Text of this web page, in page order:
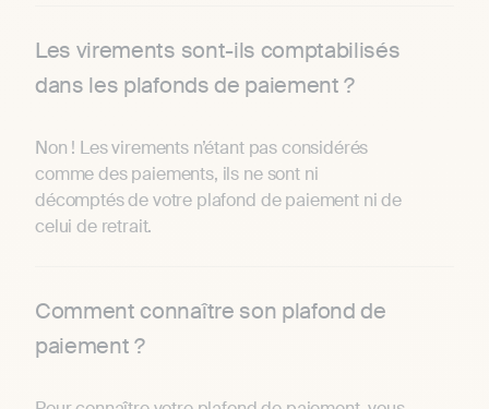
Les virements sont-ils comptabilisés
dans les plafonds de paiement ?
Non ! Les virements n’étant pas considérés
comme des paiements, ils ne sont ni
décomptés de votre plafond de paiement ni de
celui de retrait.
Comment connaître son plafond de
paiement ?